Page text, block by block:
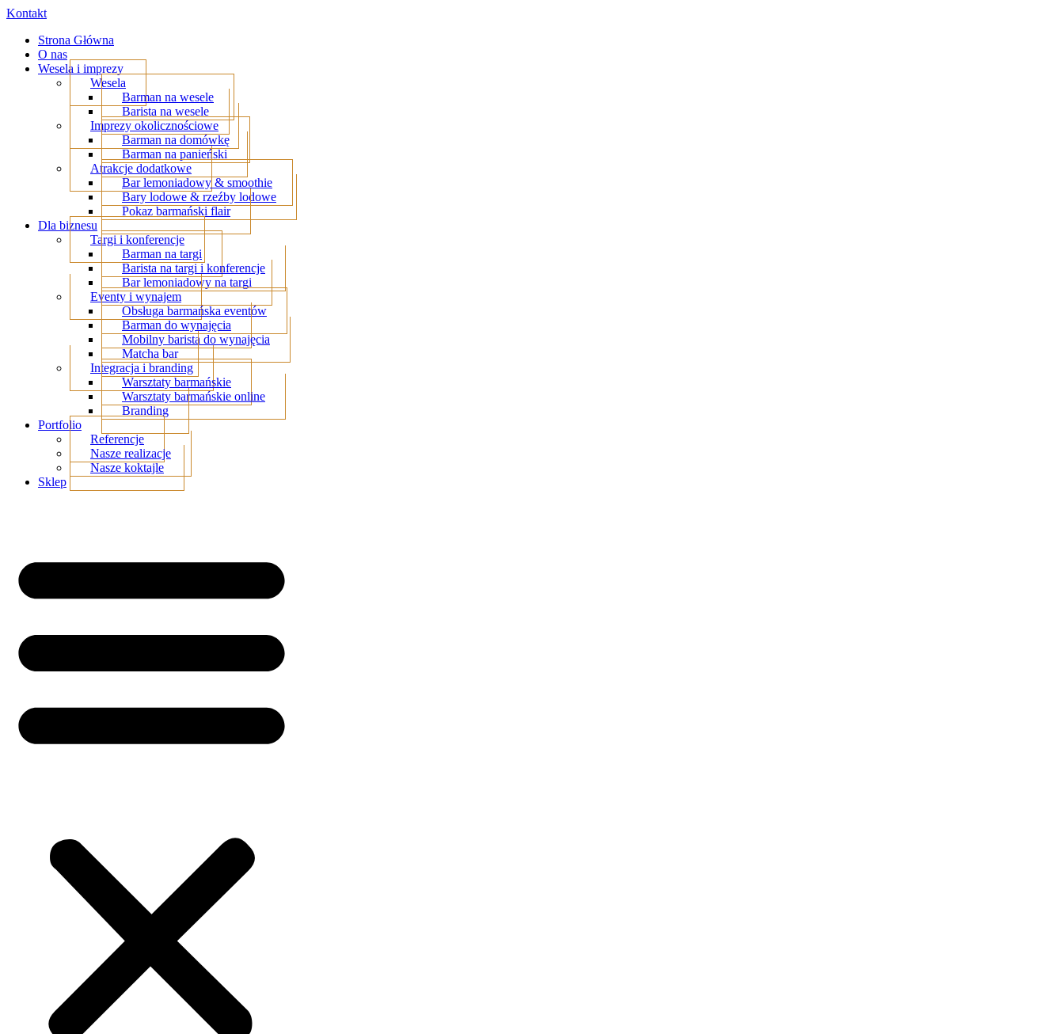
Kontakt
Strona Główna
O nas
Wesela i imprezy
Wesela
Barman na wesele
Barista na wesele
Imprezy okolicznościowe
Barman na domówkę
Barman na panieński
Atrakcje dodatkowe
Bar lemoniadowy & smoothie
Bary lodowe & rzeźby lodowe
Pokaz barmański flair
Dla biznesu
Targi i konferencje
Barman na targi
Barista na targi i konferencje
Bar lemoniadowy na targi
Eventy i wynajem
Obsługa barmańska eventów
Barman do wynajęcia
Mobilny barista do wynajęcia
Matcha bar
Integracja i branding
Warsztaty barmańskie
Warsztaty barmańskie online
Branding
Portfolio
Referencje
Nasze realizacje
Nasze koktajle
Sklep